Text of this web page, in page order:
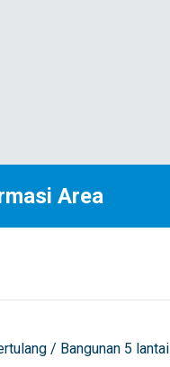
Area
/ Bangunan 5 lantai